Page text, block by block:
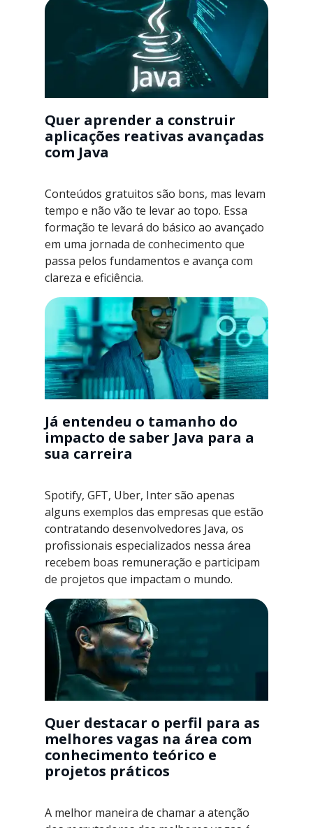
Quer aprender a construir
aplicações reativas avançadas
com Java
Conteúdos gratuitos são bons, mas levam
tempo e não vão te levar ao topo. Essa
formação te levará do básico ao avançado
em uma jornada de conhecimento que
passa pelos fundamentos e avança com
clareza e eficiência.
Já entendeu o tamanho do
impacto de saber Java para a
sua carreira
Spotify, GFT, Uber, Inter são apenas
alguns exemplos das empresas que estão
contratando desenvolvedores Java, os
profissionais especializados nessa área
recebem boas remuneração e participam
de projetos que impactam o mundo.
Quer destacar o perfil para as
melhores vagas na área com
conhecimento teórico e
projetos práticos
A melhor maneira de chamar a atenção